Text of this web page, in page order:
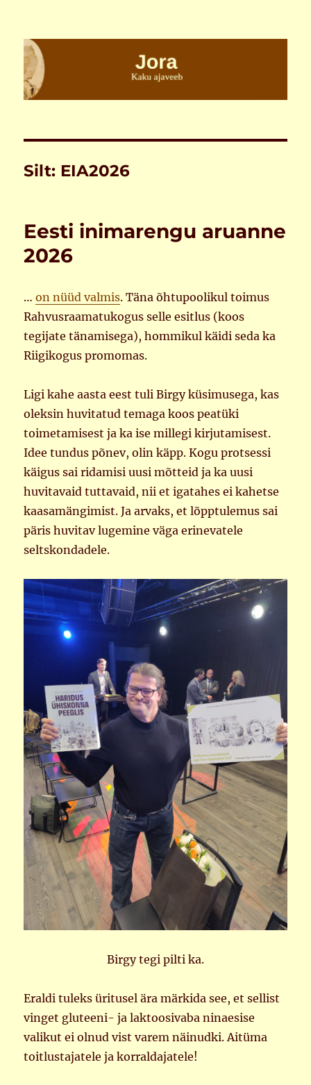
Jora
Silt: EIA2026
Eesti inimarengu aruanne
2026
…on nüüd valmis. Täna õhtupoolikul toimus
Rahvusraamatukogus selle esitlus (koos
tegijate tänamisega), hommikul käidi seda ka
Riigikogus promomas.
Ligi kahe aasta eest tuli Birgy küsimusega, kas
oleksin huvitatud temaga koos peatüki
toimetamisest ja ka ise millegi kirjutamisest.
Idee tundus põnev, olin käpp. Kogu protsessi
käigus sai ridamisi uusi mõtteid ja ka uusi
huvitavaid tuttavaid, nii et igatahes ei kahetse
kaasamängimist. Ja arvaks, et lõpptulemus sai
päris huvitav lugemine väga erinevatele
seltskondadele.
Birgy tegi pilti ka.
Eraldi tuleks üritusel ära märkida see, et sellist
vinget gluteeni- ja laktoosivaba ninaesise
valikut ei olnud vist varem näinudki. Aitüma
toitlustajatele ja korraldajatele!